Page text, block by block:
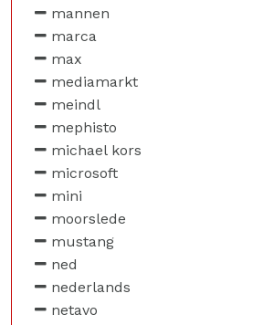
mannen
marca
max
mediamarkt
meindl
mephisto
michael kors
microsoft
mini
moorslede
mustang
ned
nederlands
netavo